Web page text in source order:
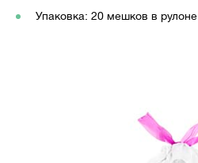
Упаковка: 20 мешков в рулоне.